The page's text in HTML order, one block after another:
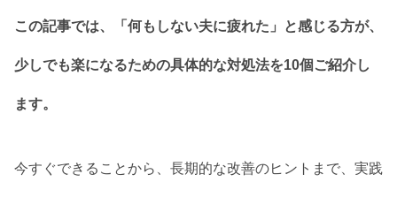
この記事では、「何もしない夫に疲れた」と感じる方が、
少しでも楽になるための具体的な対処法を10個ご紹介し
ます。
今すぐできることから、長期的な改善のヒントまで、実践